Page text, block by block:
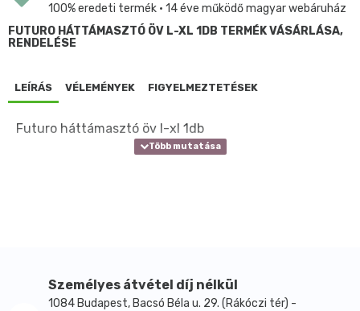
100% eredeti termék • 14 éve működő magyar webáruház
FUTURO HÁTTÁMASZTÓ ÖV L-XL 1DB TERMÉK VÁSÁRLÁSA,
RENDELÉSE
LEÍRÁS VÉLEMÉNYEK FIGYELMEZTETÉSEK
Futuro háttámasztó öv l-xl 1db
Személyes átvétel díj nélkül
1084 Budapest, Bacsó Béla u. 29. (Rákóczi tér) -